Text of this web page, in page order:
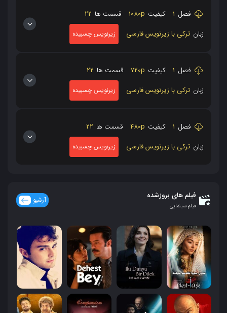
فصل 1 کیفیت 1080p قسمت ها 22
زبان ترکی با زیرنویس فارسی زیرنویس چسبیده
فصل 1 کیفیت 720p قسمت ها 22
زبان ترکی با زیرنویس فارسی زیرنویس چسبیده
فصل 1 کیفیت 480p قسمت ها 22
زبان ترکی با زیرنویس فارسی زیرنویس چسبیده
فیلم های بروزشده
فیلم سینمایی
آرشیو